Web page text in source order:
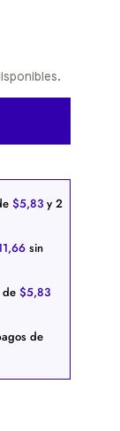
$5,83 y 2
,66 sin
$5,83
de